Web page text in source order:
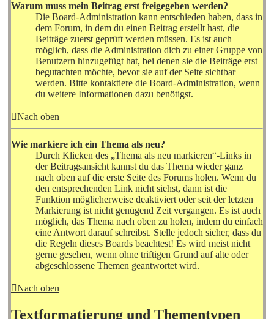
Warum muss mein Beitrag erst freigegeben werden?
Die Board-Administration kann entschieden haben, dass in
dem Forum, in dem du einen Beitrag erstellt hast, die
Beiträge zuerst geprüft werden müssen. Es ist auch
möglich, dass die Administration dich zu einer Gruppe von
Benutzern hinzugefügt hat, bei denen sie die Beiträge erst
begutachten möchte, bevor sie auf der Seite sichtbar
werden. Bitte kontaktiere die Board-Administration, wenn
du weitere Informationen dazu benötigst.
Nach oben
Wie markiere ich ein Thema als neu?
Durch Klicken des „Thema als neu markieren“-Links in
der Beitragsansicht kannst du das Thema wieder ganz
nach oben auf die erste Seite des Forums holen. Wenn du
den entsprechenden Link nicht siehst, dann ist die
Funktion möglicherweise deaktiviert oder seit der letzten
Markierung ist nicht genügend Zeit vergangen. Es ist auch
möglich, das Thema nach oben zu holen, indem du einfach
eine Antwort darauf schreibst. Stelle jedoch sicher, dass du
die Regeln dieses Boards beachtest! Es wird meist nicht
gerne gesehen, wenn ohne triftigen Grund auf alte oder
abgeschlossene Themen geantwortet wird.
Nach oben
Textformatierung und Thementypen